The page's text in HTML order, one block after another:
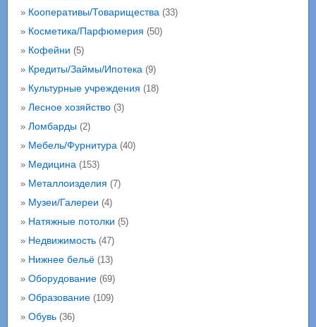
» Кооперативы/Товарищества(33)
» Косметика/Парфюмерия (50)
» Кофейни (5)
» Кредиты/Займы/Ипотека(9)
» Культурные учреждения (18)
» Лесное хозяйство(3)
» Ломбарды(2)
» Мебель/Фурнитура(40)
» Медицина(153)
» Металлоизделия (7)
» Музеи/Галереи (4)
» Натяжные потолки (5)
» Недвижимость(47)
» Нижнее бельё(13)
» Оборудование(69)
» Образование(109)
» Обувь(36)